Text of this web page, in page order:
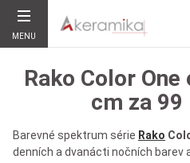
MENU
Rako Color
cm za 99
Barevné spektrum série Rako
denních a dvanácti nočních barev